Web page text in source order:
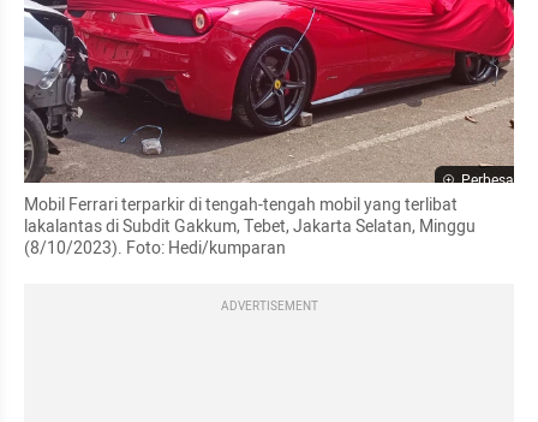
Perbesar
Mobil Ferrari terparkir di tengah-tengah mobil yang terlibat
lakalantas di Subdit Gakkum, Tebet, Jakarta Selatan, Minggu
(8/10/2023). Foto: Hedi/kumparan
ADVERTISEMENT